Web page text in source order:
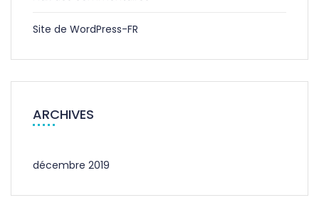
Site de WordPress-FR
ARCHIVES
décembre 2019